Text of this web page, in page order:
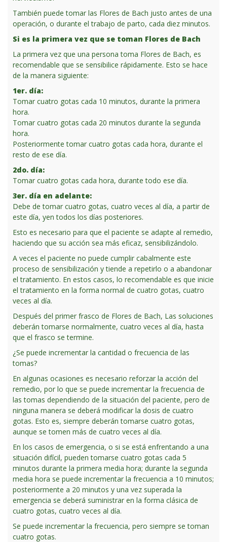
También puede tomar las Flores de Bach justo antes de una
operación, o durante el trabajo de parto, cada diez minutos.
Si es la primera vez que se toman Flores de Bach
La primera vez que una persona toma Flores de Bach, es
recomendable que se sensibilice rápidamente. Esto se hace
de la manera siguiente:
1er. día:
Tomar cuatro gotas cada 10 minutos, durante la primera
hora.
Tomar cuatro gotas cada 20 minutos durante la segunda
hora.
Posteriormente tomar cuatro gotas cada hora, durante el
resto de ese día.
2do. día:
Tomar cuatro gotas cada hora, durante todo ese día.
3er. día en adelante:
Debe de tomar cuatro gotas, cuatro veces al día, a partir de
este día, yen todos los días posteriores.
Esto es necesario para que el paciente se adapte al remedio,
haciendo que su acción sea más eficaz, sensibilizándolo.
A veces el paciente no puede cumplir cabalmente este
proceso de sensibilización y tiende a repetirlo o a abandonar
el tratamiento. En estos casos, lo recomendable es que inicie
el tratamiento en la forma normal de cuatro gotas, cuatro
veces al día.
Después del primer frasco de Flores de Bach, Las soluciones
deberán tomarse normalmente, cuatro veces al día, hasta
que el frasco se termine.
¿Se puede incrementar la cantidad o frecuencia de las
tomas?
En algunas ocasiones es necesario reforzar la acción del
remedio, por lo que se puede incrementar la frecuencia de
las tomas dependiendo de la situación del paciente, pero de
ninguna manera se deberá modificar la dosis de cuatro
gotas. Esto es, siempre deberán tomarse cuatro gotas,
aunque se tomen más de cuatro veces al día.
En los casos de emergencia, o si se está enfrentando a una
situación difícil, pueden tomarse cuatro gotas cada 5
minutos durante la primera media hora; durante la segunda
media hora se puede incrementar la frecuencia a 10 minutos;
posteriormente a 20 minutos y una vez superada la
emergencia se deberá suministrar en la forma clásica de
cuatro gotas, cuatro veces al día.
Se puede incrementar la frecuencia, pero siempre se toman
cuatro gotas.